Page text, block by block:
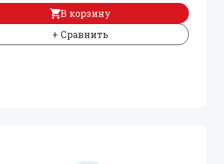
В корзину
+ Сравнить